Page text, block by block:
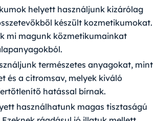
helyett használjunk kizárólag
készült kozmetikumokat.
mi magunk közmetikumainkat
természetes anyagokat, mint
és a citromsav, melyek kiváló
hatással bírnak.
használhatunk magas tisztaságú